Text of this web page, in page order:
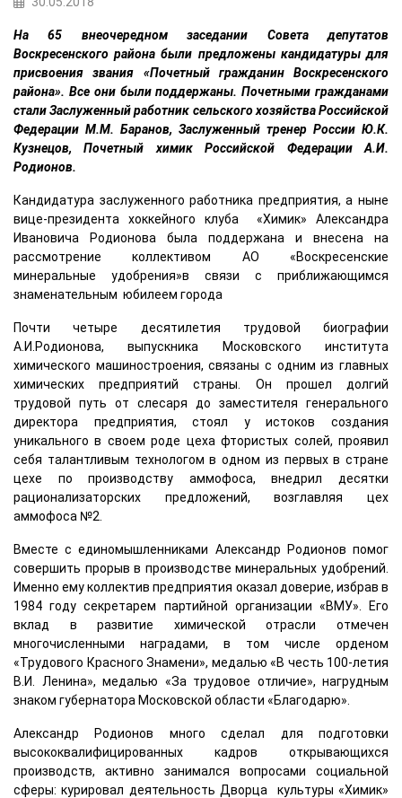
На 65 внеочередном заседании Совета депутатов
Воскресенского района были предложены кандидатуры для
присвоения звания «Почетный гражданин Воскресенского
района». Все они были поддержаны. Почетными гражданами
стали Заслуженный работник сельского хозяйства Российской
Федерации М.М. Баранов, Заслуженный тренер России Ю.К.
Кузнецов, Почетный химик Российской Федерации А.И.
Родионов.
Кандидатура заслуженного работника предприятия, а ныне
вице-президента хоккейного клуба «Химик» Александра
Ивановича Родионова была поддержана и внесена на
рассмотрение коллективом АО «Воскресенские
минеральные удобрения»в связи с приближающимся
знаменательным юбилеем города
Почти четыре десятилетия трудовой биографии
А.И.Родионова, выпускника Московского института
химического машиностроения, связаны с одним из главных
химических предприятий страны. Он прошел долгий
трудовой путь от слесаря до заместителя генерального
директора предприятия, стоял у истоков создания
уникального в своем роде цеха фтористых солей, проявил
себя талантливым технологом в одном из первых в стране
цехе по производству аммофоса, внедрил десятки
рационализаторских предложений, возглавляя цех
аммофоса №2.
Вместе с единомышленниками Александр Родионов помог
совершить прорыв в производстве минеральных удобрений.
Именно ему коллектив предприятия оказал доверие, избрав в
1984 году секретарем партийной организации «ВМУ». Его
вклад в развитие химической отрасли отмечен
многочисленными наградами, в том числе орденом
«Трудового Красного Знамени», медалью «В честь 100-летия
В.И. Ленина», медалью «За трудовое отличие», нагрудным
знаком губернатора Московской области «Благодарю».
Александр Родионов много сделал для подготовки
высококвалифицированных кадров открывающихся
производств, активно занимался вопросами социальной
сферы: курировал деятельность Дворца культуры «Химик»